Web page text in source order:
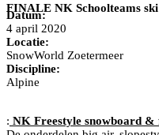
FINALE NK Schoolteams
Datum:
4 april 2020
Locatie:
SnowWorld Zoetermeer
Discipline:
Alpine
: NK Freestyle snowboard &